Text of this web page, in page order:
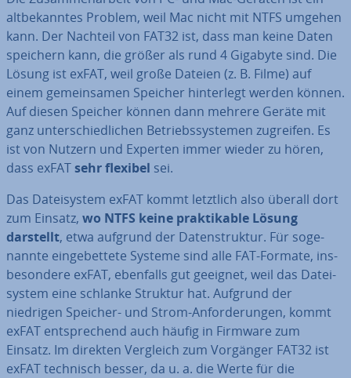
alt­be­kann­tes Problem, weil Mac nicht mit NTFS umgehen
kann. Der Nachteil von FAT32 ist, dass man keine Daten
speichern kann, die größer als rund 4 Gigabyte sind. Die
Lösung ist exFAT, weil große Dateien (z. B. Filme) auf
einem ge­mein­sa­men Speicher hin­ter­legt werden können.
Auf diesen Speicher können dann mehrere Geräte mit
ganz un­ter­schied­li­chen Be­triebs­sys­te­men zugreifen. Es
ist von Nutzern und Experten immer wieder zu hören,
dass exFATsehr flexibel sei.
Das Da­tei­sys­tem exFAT kommt letztlich also überall dort
zum Einsatz, wo NTFS keine prak­ti­ka­ble Lösung
darstellt, etwa aufgrund der Da­ten­struk­tur. Für so­ge­
nann­te ein­ge­bet­te­te Systeme sind alle FAT-Formate, ins­
be­son­de­re exFAT, ebenfalls gut geeignet, weil das Da­tei­
sys­tem eine schlanke Struktur hat. Aufgrund der
niedrigen Speicher- und Strom-An­for­de­run­gen, kommt
exFAT ent­spre­chend auch häufig in Firmware zum
Einsatz. Im direkten Vergleich zum Vorgänger FAT32 ist
exFAT technisch besser, da u. a. die Werte für die